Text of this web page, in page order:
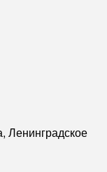
Ленинградское